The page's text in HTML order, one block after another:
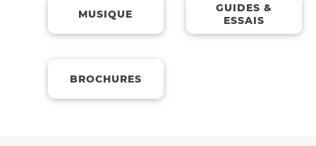
MUSIQUE
GUIDES &
ESSAIS
BROCHURES